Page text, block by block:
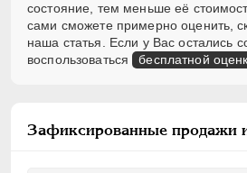
состояние, тем меньше её
сами сможете примерно оценить,
наша статья. Если у Вас остались
воспользоваться бесплатной
Зафиксированные продажи